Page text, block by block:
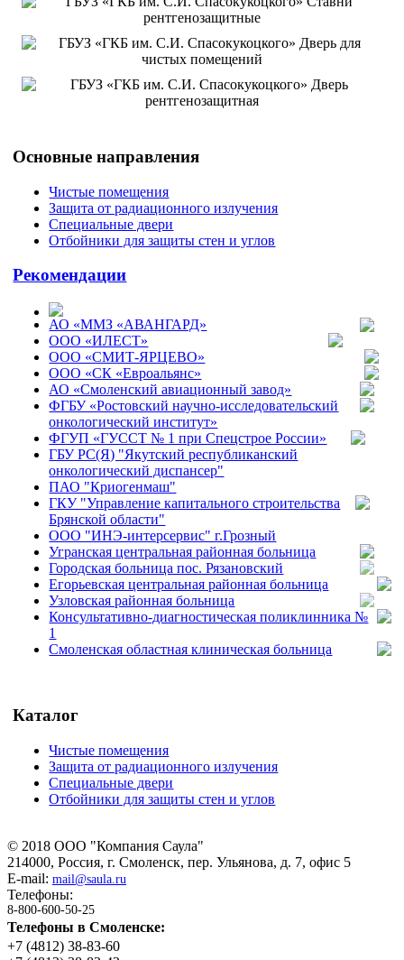
Основные направления
Чистые помещения
Защита от радиационного излучения
Специальные двери
Отбойники для защиты стен и углов
Рекомендации
АО «ММЗ «АВАНГАРД»
ООО «ИЛЕСТ»
ООО «СМИТ-ЯРЦЕВО»
ООО «СК «Евроальянс»
АО «Смоленский авиационный завод»
ФГБУ «Ростовский научно-исследовательский
онкологический институт»
ФГУП «ГУССТ № 1 при Спецстрое России»
ГБУ РС(Я) "Якутский республиканский
онкологический диспансер"
ПАО "Криогенмаш"
ГКУ "Управление капитального строительства
Брянской области"
ООО "ИНЭ-интерсервис" г.Грозный
Угранская центральная районная больница
Городская больница пос. Рязановский
Егорьевская центральная районная больница
Узловская районная больница
Консультативно-диагностическая поликлинника №
1
Смоленская областная клиническая больница
Каталог
Чистые помещения
Защита от радиационного излучения
Специальные двери
Отбойники для защиты стен и углов
© 2018 ООО "Компания Саула"
214000, Россия, г. Смоленск, пер. Ульянова, д. 7, офис 5
E-mail: mail@saula.ru
Телефоны:
8-800-600-50-25
Телефоны в Смоленске:
+7 (4812) 38-83-60